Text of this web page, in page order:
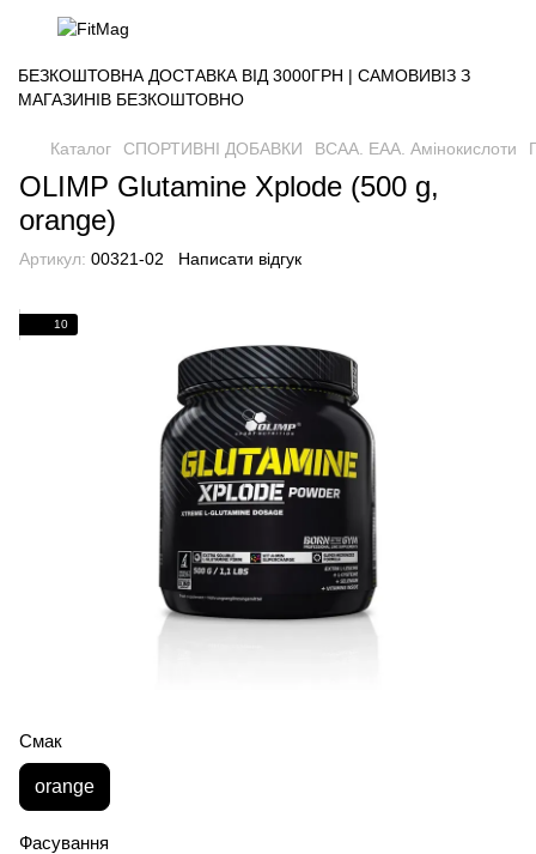
БЕЗКОШТОВНА ДОСТАВКА ВІД 3000ГРН | САМОВИВІЗ З
МАГАЗИНІВ БЕЗКОШТОВНО
Каталог СПОРТИВНІ ДОБАВКИ BCAA. EAA. Амінокислоти
OLIMP Glutamine Xplode (500 g,
orange)
Артикул: 00321-02 Написати відгук
10
Смак
orange
Фасування